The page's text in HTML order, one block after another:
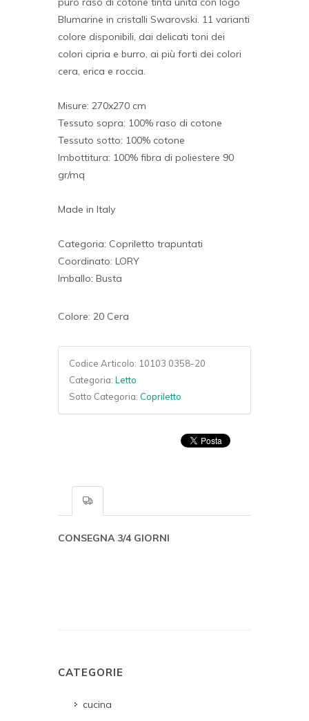
Blumarine in cristalli Swarovski. 11 varianti
colore disponibili, dai delicati toni dei
colori cipria e burro, ai più forti dei colori
cera, erica e roccia.
Misure: 270x270 cm
Tessuto sopra: 100% raso di cotone
Tessuto sotto: 100% cotone
Imbottitura: 100% fibra di poliestere 90
gr/mq
Made in Italy
Categoria: Copriletto trapuntati
Coordinato: LORY
Imballo: Busta
Colore: 20 Cera
Codice Articolo: 10103 0358-20
Categoria: Letto
Sotto Categoria: Copriletto
CONSEGNA 3/4 GIORNI
CATEGORIE
cucina